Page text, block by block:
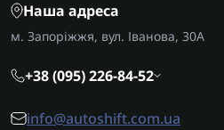
Наша адреса
м. Запоріжжя, вул. Іванова, 30А
+38 (095) 226-84-52
info@autoshift.com.ua